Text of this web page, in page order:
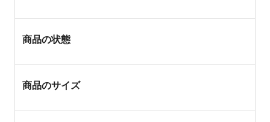
商品の状態
商品のサイズ